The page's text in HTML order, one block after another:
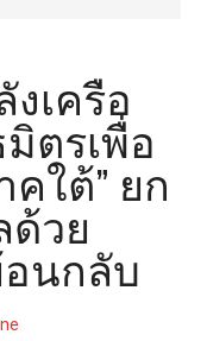
เครือ
ตรเพื่อ
ใต้” ยก
ด้วย
นกลับ